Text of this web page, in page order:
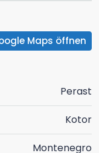
Maps öffnen
Perast
Kotor
Montenegro